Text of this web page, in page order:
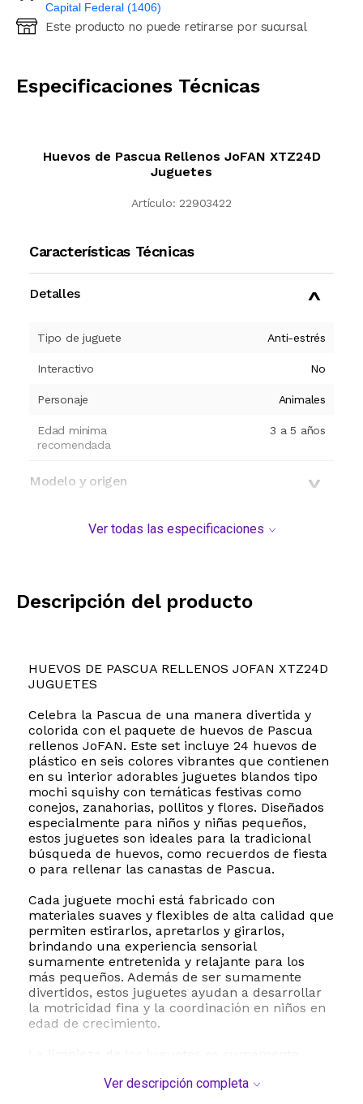
Capital Federal (1406)
Ingresá código postal (sólo números)
Este producto no puede retirarse por sucursal
Especificaciones Técnicas
Huevos de Pascua Rellenos JoFAN XTZ24D
Juguetes
Artículo: 22903422
Características Técnicas
Detalles
Tipo de juguete Anti-estrés
Interactivo No
Personaje Animales
Edad minima
recomendada
3 a 5 años
Modelo y origen
Ver todas las especificaciones
Descripción del producto
HUEVOS DE PASCUA RELLENOS JOFAN XTZ24D
JUGUETES
Celebra la Pascua de una manera divertida y
colorida con el paquete de huevos de Pascua
rellenos JoFAN. Este set incluye 24 huevos de
plástico en seis colores vibrantes que contienen
en su interior adorables juguetes blandos tipo
mochi squishy con temáticas festivas como
conejos, zanahorias, pollitos y flores. Diseñados
especialmente para niños y niñas pequeños,
estos juguetes son ideales para la tradicional
búsqueda de huevos, como recuerdos de fiesta
o para rellenar las canastas de Pascua.
Cada juguete mochi está fabricado con
materiales suaves y flexibles de alta calidad que
permiten estirarlos, apretarlos y girarlos,
brindando una experiencia sensorial
sumamente entretenida y relajante para los
más pequeños. Además de ser sumamente
divertidos, estos juguetes ayudan a desarrollar
la motricidad fina y la coordinación en niños en
edad de crecimiento.
solo requieren un poco de agua tibia y jabón
Ver descripción completa